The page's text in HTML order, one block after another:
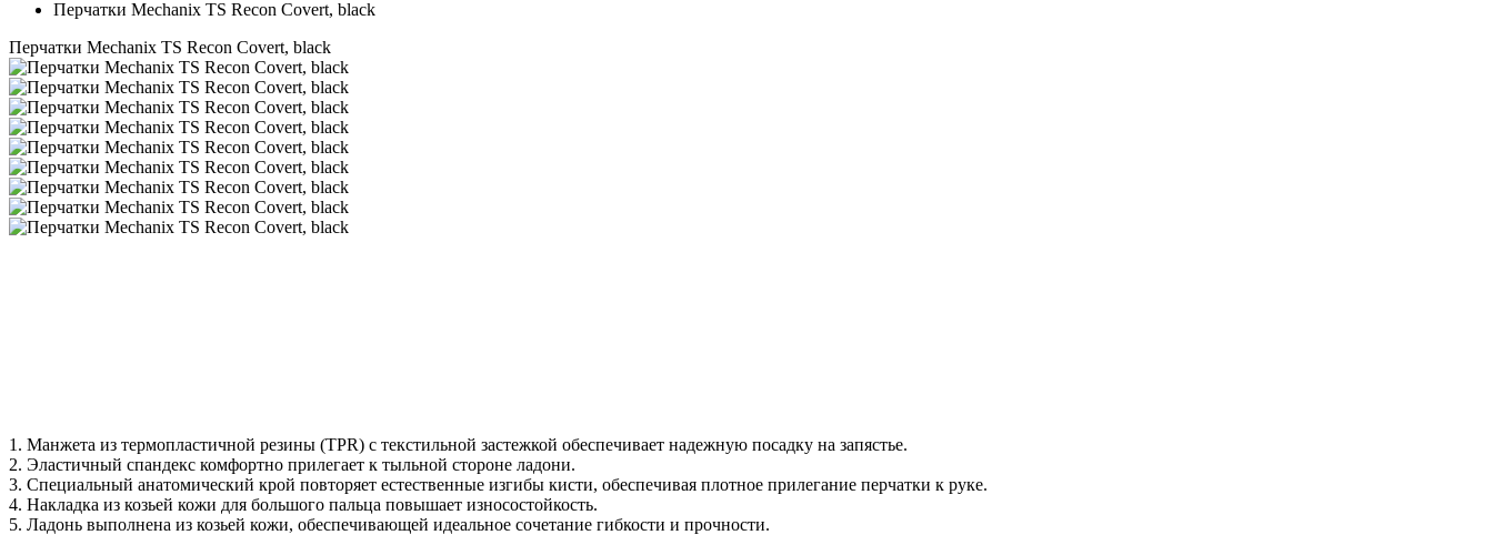
Перчатки Mechanix TS Recon Covert, black
Перчатки Mechanix TS Recon Covert, black
1. Манжета из термопластичной резины (TPR) с текстильной застежкой обеспечивает надежную посадку на запястье.
2. Эластичный спандекс комфортно прилегает к тыльной стороне ладони.
3. Специальный анатомический крой повторяет естественные изгибы кисти, обеспечивая плотное прилегание перчатки к руке.
4. Накладка из козьей кожи для большого пальца повышает износостойкость.
5. Ладонь выполнена из козьей кожи, обеспечивающей идеальное сочетание гибкости и прочности.